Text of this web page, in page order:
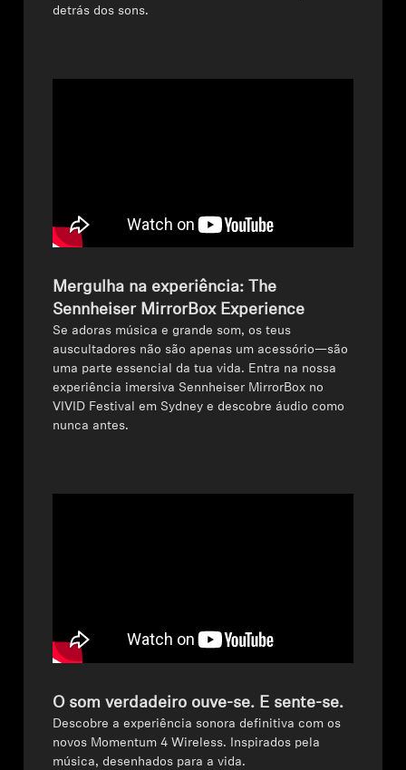
Peças e Acessórios AMBEO
Inovações
Sound Space
Apoio
Profissional
detrás dos sons.
Mergulha na experiência: The
Sennheiser MirrorBox Experience
Se adoras música e grande som, os teus
auscultadores não são apenas um acessório—são
uma parte essencial da tua vida. Entra na nossa
experiência imersiva Sennheiser MirrorBox no
VIVID Festival em Sydney e descobre áudio como
nunca antes.
O som verdadeiro ouve-se. E sente-se.
Descobre a experiência sonora definitiva com os
novos Momentum 4 Wireless. Inspirados pela
música, desenhados para a vida.